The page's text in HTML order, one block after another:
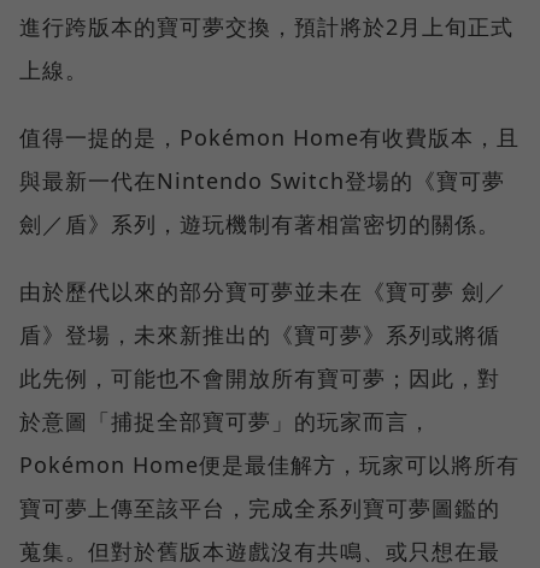
進行跨版本的寶可夢交換，預計將於2月上旬正式
上線。
值得一提的是，Pokémon Home有收費版本，且
與最新一代在Nintendo Switch登場的《寶可夢
劍／盾》系列，遊玩機制有著相當密切的關係。
由於歷代以來的部分寶可夢並未在《寶可夢 劍／
盾》登場，未來新推出的《寶可夢》系列或將循
此先例，可能也不會開放所有寶可夢；因此，對
於意圖「捕捉全部寶可夢」的玩家而言，
Pokémon Home便是最佳解方，玩家可以將所有
寶可夢上傳至該平台，完成全系列寶可夢圖鑑的
蒐集。但對於舊版本遊戲沒有共鳴、或只想在最